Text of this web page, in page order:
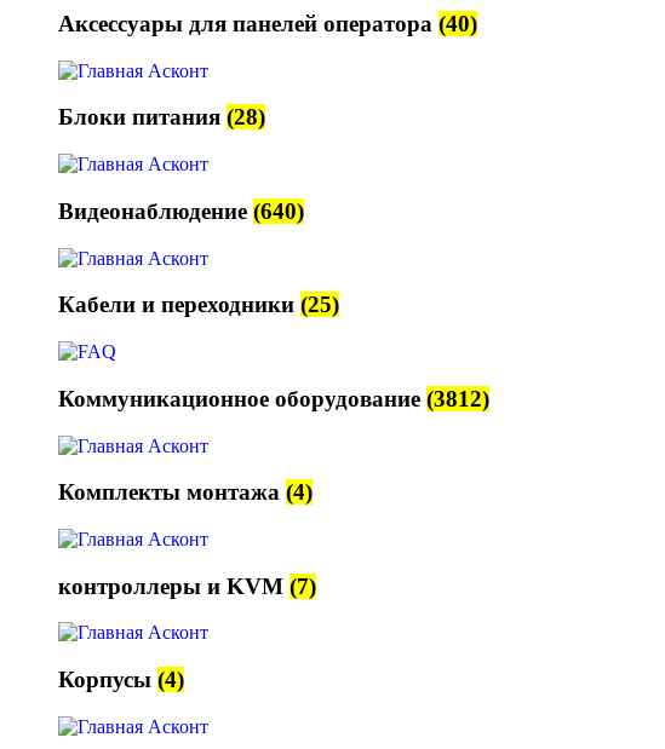
Аксессуары для панелей оператора (40)
Блоки питания (28)
Видеонаблюдение (640)
Кабели и переходники (25)
Коммуникационное оборудование (3812)
Комплекты монтажа (4)
контроллеры и KVM (7)
Корпусы (4)